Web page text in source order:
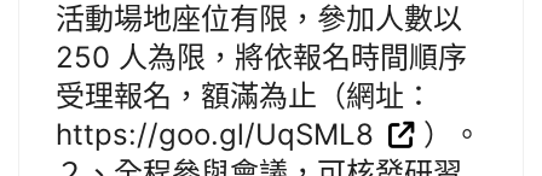
活動場地座位有限，參加人數以
250 人為限，將依報名時間順序
受理報名，額滿為止（網址：
https://goo.gl/UqSML8
）。